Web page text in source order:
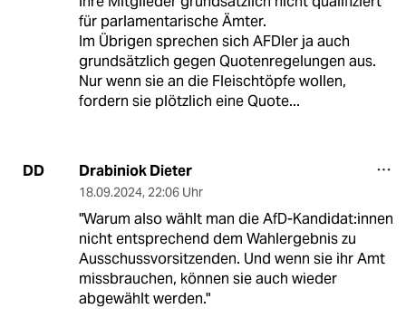
für parlamentarische Ämter.
Im Übrigen sprechen sich AFDler ja auch
grundsätzlich gegen Quotenregelungen aus.
Nur wenn sie an die Fleischtöpfe wollen,
fordern sie plötzlich eine Quote...
DD Drabiniok Dieter
18.09.2024, 22:06 Uhr
"Warum also wählt man die AfD-Kan­di­dat:in­nen
nicht entsprechend dem Wahlergebnis zu
Ausschussvorsitzenden. Und wenn sie ihr Amt
missbrauchen, können sie auch wieder
abgewählt werden."